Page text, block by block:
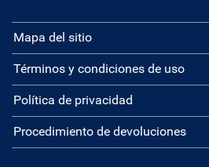
Mapa del sitio
Términos y condiciones de uso
Política de privacidad
Procedimiento de devoluciones